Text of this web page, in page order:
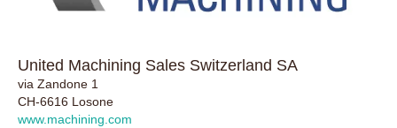
United Machining Sales Switzerland SA
via Zandone 1
CH-6616 Losone
www.machining.com